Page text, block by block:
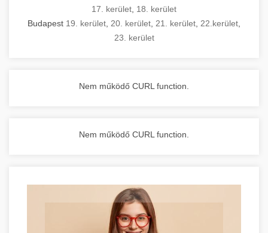
17. kerület 18. kerület
Budapest 19. kerület 20. kerület 21. kerület 22.kerület
23. kerület
Nem működő CURL function.
Nem működő CURL function.